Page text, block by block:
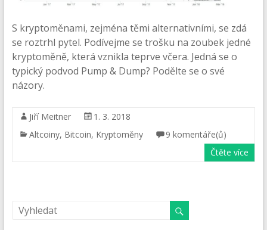
S kryptoměnami, zejména těmi alternativními, se zdá
se roztrhl pytel. Podívejme se trošku na zoubek jedné
kryptoměně, která vznikla teprve včera. Jedná se o
typický podvod Pump & Dump? Podělte se o své
názory.
Jiří Meitner
1. 3. 2018
Altcoiny, Bitcoin, Kryptoměny
9 komentáře(ů)
Čtěte více